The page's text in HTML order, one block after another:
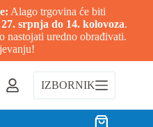
Alago trgovina će biti
srpnja do 14. kolovoza.
nastojati uredno obrađivati.
IZBORNIK
Košarica